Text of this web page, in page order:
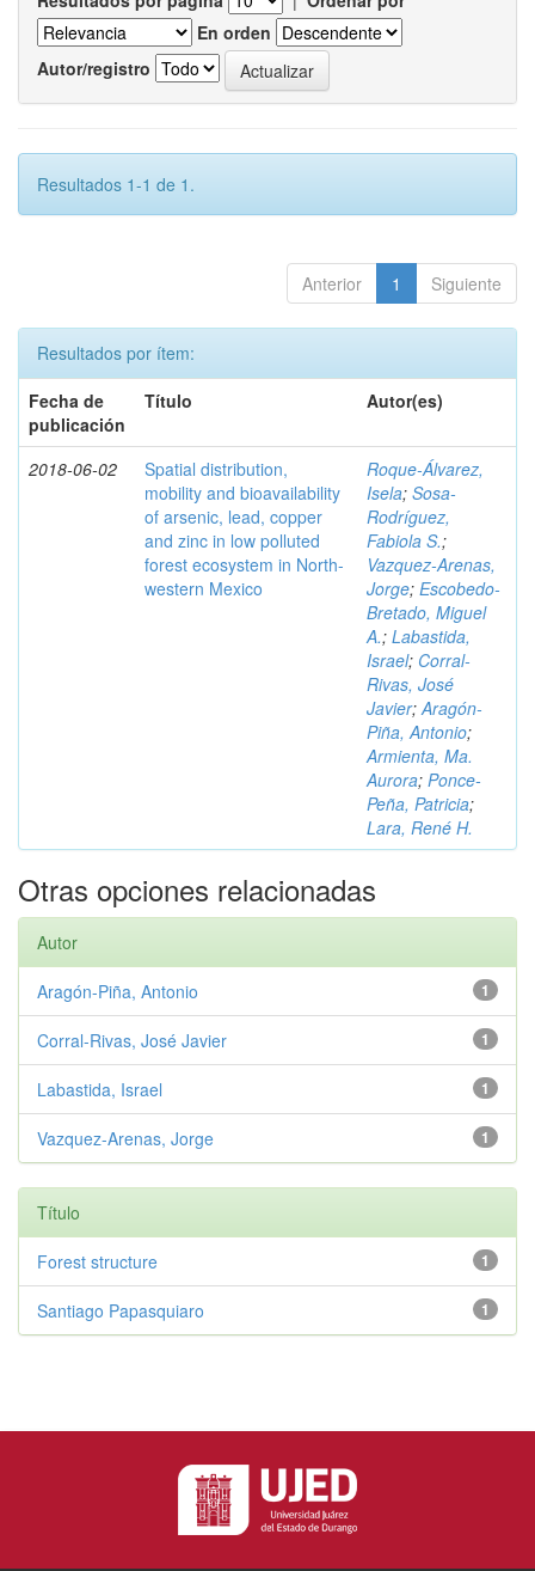
En orden
Autor/registro
Resultados 1-1 de 1.
Anterior 1 Siguiente
Resultados por ítem:
Fecha de
publicación
Título Autor(es)
2018-06-02
Spatial distribution,
mobility and bioavailability
of arsenic, lead, copper
and zinc in low polluted
forest ecosystem in North-
western Mexico
Roque-Álvarez,
Isela; Sosa-
Rodríguez,
Fabiola S.;
Vazquez-Arenas,
Jorge; Escobedo-
Bretado, Miguel
A.; Labastida,
Israel; Corral-
Rivas, José
Javier;Aragón-
Piña, Antonio;
Armienta, Ma.
Aurora; Ponce-
Peña, Patricia;
Lara, René H.
Otras opciones relacionadas
Autor
1
Aragón-Piña, Antonio
1
Corral-Rivas, José Javier
1
Labastida, Israel
1
Vazquez-Arenas, Jorge
Título
1
Forest structure
1
Santiago Papasquiaro